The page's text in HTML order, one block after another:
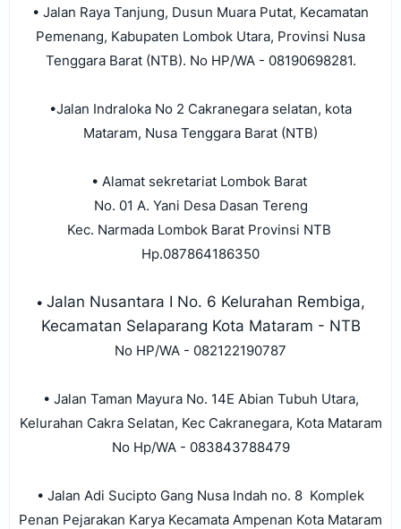
• Jalan Raya Tanjung, Dusun Muara Putat, Kecamatan
Pemenang, Kabupaten Lombok Utara, Provinsi Nusa
Tenggara Barat (NTB). No HP/WA - 08190698281.
•Jalan Indraloka No 2 Cakranegara selatan, kota
Mataram, Nusa Tenggara Barat (NTB)
• Alamat sekretariat Lombok Barat
No. 01 A. Yani Desa Dasan Tereng
Kec. Narmada Lombok Barat Provinsi NTB
Hp.087864186350
• Jalan Nusantara I No. 6 Kelurahan Rembiga,
Kecamatan Selaparang Kota Mataram - NTB
No HP/WA - 082122190787
• Jalan Taman Mayura No. 14E Abian Tubuh Utara,
Kelurahan Cakra Selatan, Kec Cakranegara, Kota Mataram
No Hp/WA - 083843788479
• Jalan Adi Sucipto Gang Nusa Indah no. 8 Komplek
Penan Pejarakan Karya Kecamata Ampenan Kota Mataram